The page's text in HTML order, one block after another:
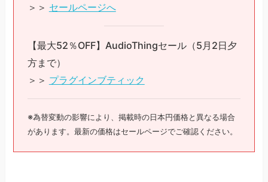
＞＞ セールページへ
【最大52％OFF】AudioThingセール（5月2日夕
方まで）
＞＞ プラグインブティック
※為替変動の影響により、掲載時の日本円価格と異なる場合
があります。最新の価格はセールページでご確認ください。